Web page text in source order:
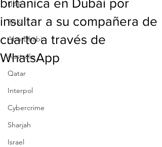
UAE
RAK
Abu Dhabi
Australia
Qatar
Interpol
Cybercrime
Sharjah
Israel
británica en Dubái por
insultar a su compañera de
cuarto a través de
WhatsApp